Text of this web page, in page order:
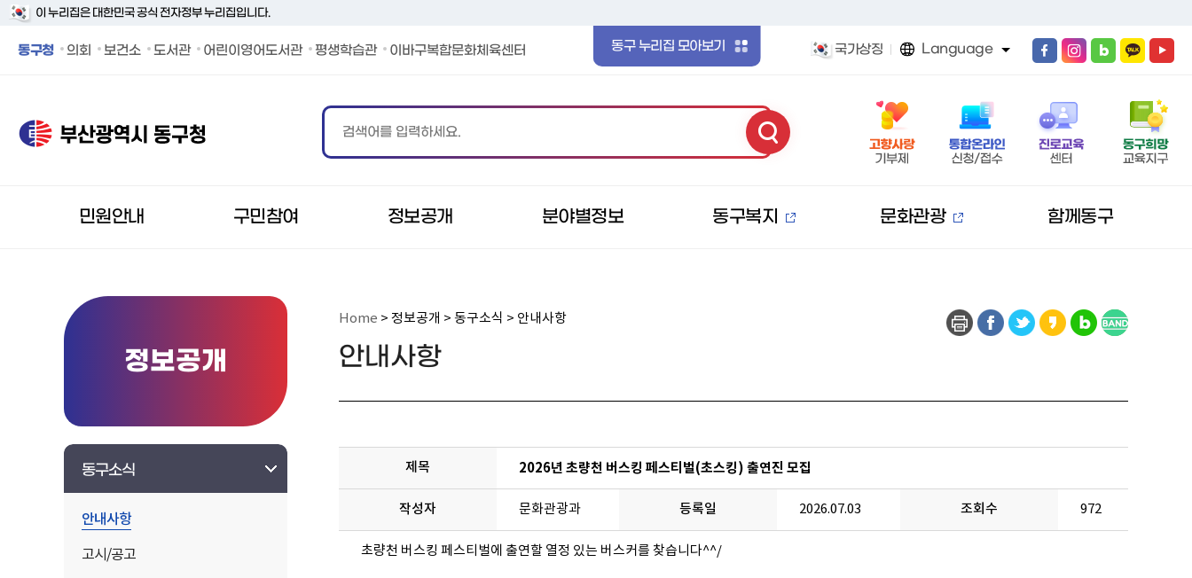
이 누리집은 대한민국 공식 전자정부 누리집입니다.
동구청 의회 보건소 도서관 어린이영어도서관 평생학습관 이바구복합문화체육센터 동구 누리집 모아보기 국가상징 Language
동구청 페이스북 바로가기
동구청 인스타그램 바로가기
동구청 블로그 바로가기
동구청 카카오 바로가기
동구청 유튜브 바로가기
민원안내 구민참여 정보공개 분야별정보 동구복지 문화관광 함께동구
정보공개
동구소식
안내사항
고시/공고
Home > 정보공개 > 동구소식 > 안내사항
안내사항
제목 2026년 초량천 버스킹 페스티벌(초스킹) 출연진 모집
작성자 문화관광과 등록일 2026.07.03 조회수 972
초량천 버스킹 페스티벌에 출연할 열정 있는 버스커를 찾습니다^^/